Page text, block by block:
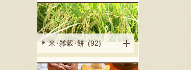
米･雑穀･餅 (92)